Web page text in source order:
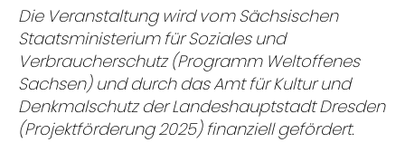
Die Veranstaltung wird vom Sächsischen
Staatsministerium für Soziales und
Verbraucherschutz (Programm Weltoffenes
Sachsen) und durch das Amt für Kultur und
Denkmalschutz der Landeshauptstadt Dresden
(Projektförderung 2025) finanziell gefördert.